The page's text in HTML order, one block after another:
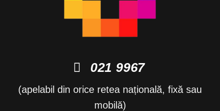
021 9967
(apelabil din orice retea națională, fixă sau
mobilă)